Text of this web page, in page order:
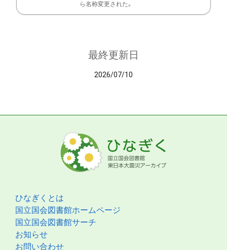
ら名称変更された。
最終更新日
2026/07/10
ひなぎくとは
国立国会図書館ホームページ
国立国会図書館サーチ
お知らせ
お問い合わせ